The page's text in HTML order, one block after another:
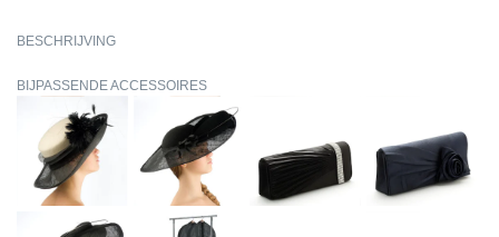
BESCHRIJVING
BIJPASSENDE ACCESSOIRES